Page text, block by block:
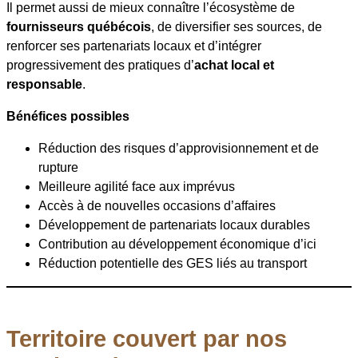
Il permet aussi de mieux connaître l’écosystème de
fournisseurs québécois, de diversifier ses sources, de
renforcer ses partenariats locaux et d’intégrer
progressivement des pratiques d’achat local et
responsable.
Bénéfices possibles
Réduction des risques d’approvisionnement et de
rupture
Meilleure agilité face aux imprévus
Accès à de nouvelles occasions d’affaires
Développement de partenariats locaux durables
Contribution au développement économique d’ici
Réduction potentielle des GES liés au transport
Territoire couvert par nos